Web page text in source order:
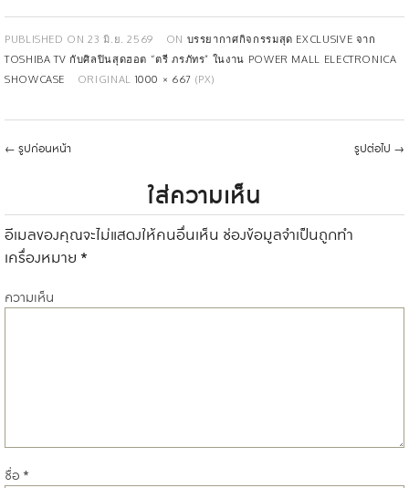
PUBLISHED ON 23 มิ.ย. 2569 ON บรรยากาศกิจกรรมสุด EXCLUSIVE จาก
TOSHIBA TV กับศิลปินสุดฮอต “ตรี ภรภัทร” ในงาน POWER MALL ELECTRONICA
SHOWCASE
ORIGINAL 1000 × 667 (PX)
← รูปก่อนหน้า รูปต่อไป →
ใส่ความเห็น
อีเมลของคุณจะไม่แสดงให้คนอื่นเห็น ช่องข้อมูลจำเป็นถูกทำ
เครื่องหมาย *
ความเห็น
ชื่อ *